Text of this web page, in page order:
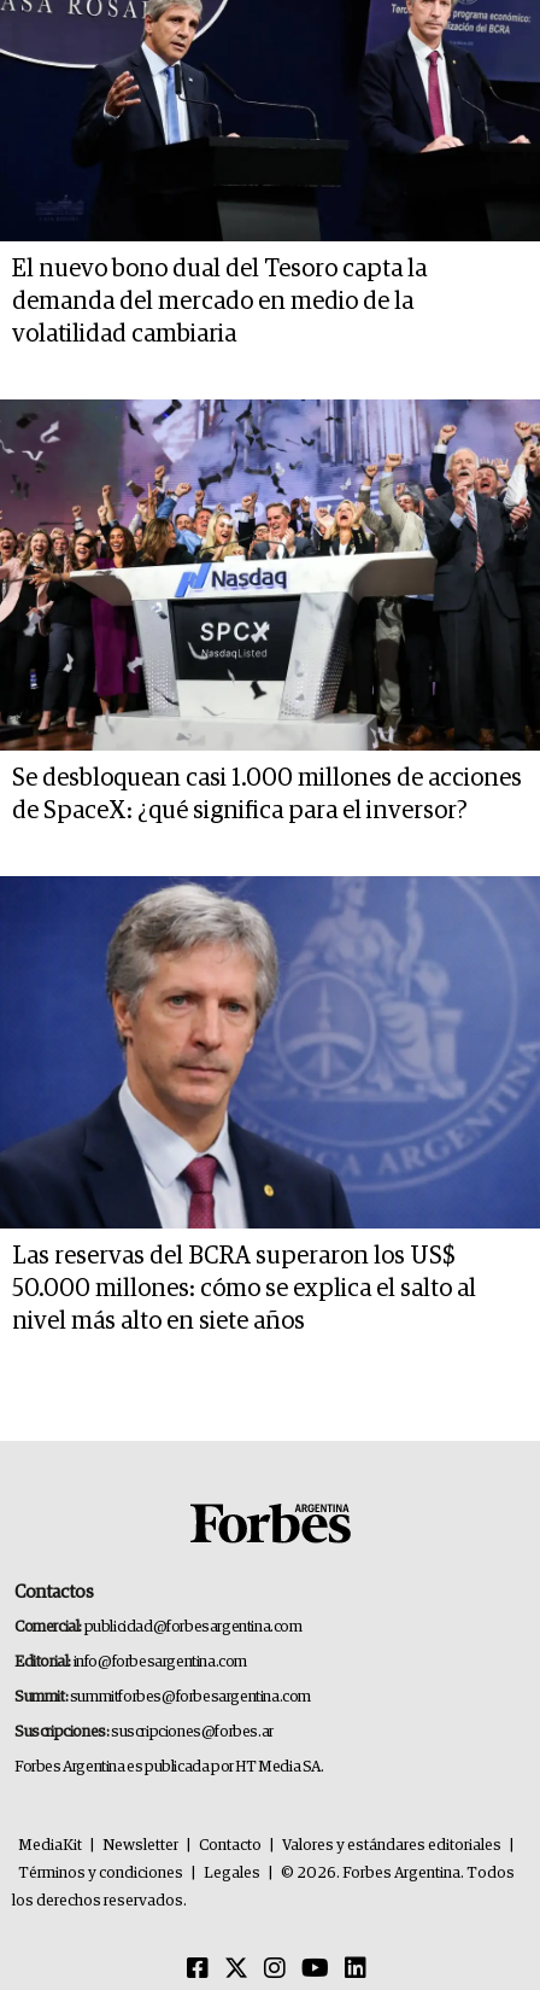
El nuevo bono dual del Tesoro capta la
demanda del mercado en medio de la
volatilidad cambiaria
Se desbloquean casi 1.000 millones de acciones
de SpaceX: ¿qué significa para el inversor?
Las reservas del BCRA superaron los US$
50.000 millones: cómo se explica el salto al
nivel más alto en siete años
Contactos
Comercial:publicidad@forbesargentina.com
Editorial:info@forbesargentina.com
Summit:summitforbes@forbesargentina.com
Suscripciones:suscripciones@forbes.ar
Forbes Argentina es publicada por HT Media SA.
MediaKit Newsletter Contacto Valores y estándares editoriales
Términos y condiciones
Legales
© 2026. Forbes Argentina. Todos
los derechos reservados.